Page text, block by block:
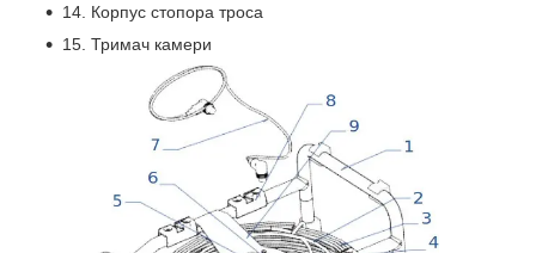
14. Корпус стопора троса
15. Тримач камери